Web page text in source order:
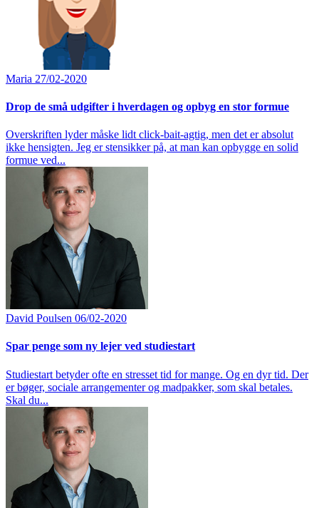
Maria 27/02-2020
Drop de små udgifter i hverdagen og opbyg en stor formue
Overskriften lyder måske lidt click-bait-agtig, men det er absolut
ikke hensigten. Jeg er stensikker på, at man kan opbygge en solid
formue ved...
David Poulsen 06/02-2020
Spar penge som ny lejer ved studiestart
Studiestart betyder ofte en stresset tid for mange. Og en dyr tid. Der
er bøger, sociale arrangementer og madpakker, som skal betales.
Skal du...